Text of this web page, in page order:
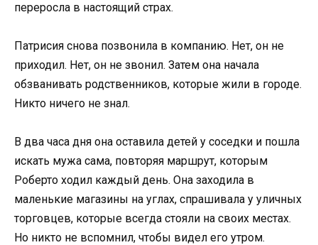
переросла в настоящий страх.
Патрисия снова позвонила в компанию. Нет, он не
приходил. Нет, он не звонил. Затем она начала
обзванивать родственников, которые жили в городе.
Никто ничего не знал.
В два часа дня она оставила детей у соседки и пошла
искать мужа сама, повторяя маршрут, которым
Роберто ходил каждый день. Она заходила в
маленькие магазины на углах, спрашивала у уличных
торговцев, которые всегда стояли на своих местах.
Но никто не вспомнил, чтобы видел его утром.